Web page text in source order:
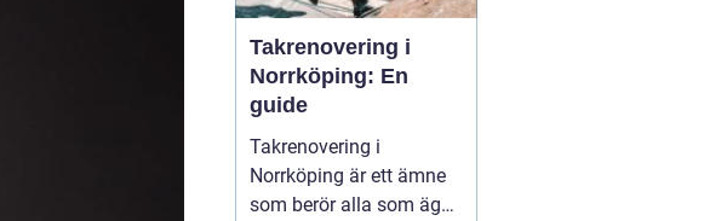
Takrenovering i
Norrköping: En
guide
Takrenovering i
Norrköping är ett ämne
som berör alla som äger